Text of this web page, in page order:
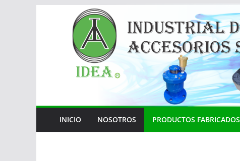
contenido
INICIO NOSOTROS PRODUCTOS FABRICADOS